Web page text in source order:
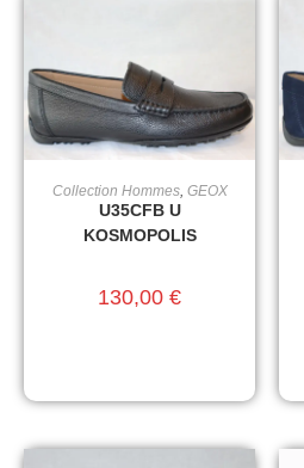
CHOIX DES OPTIONS
Collection Hommes, GEOX
U35CFB U
KOSMOPOLIS
130,00 €